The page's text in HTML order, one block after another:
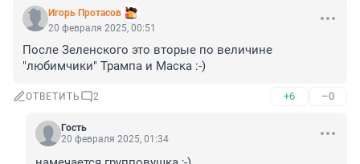
Игорь Протасов
20 февраля 2025, 00:51
После Зеленского это вторые по величине
"любимчики" Трампа и Маска :-)
ОТВЕТИТЬ 2 +6 –0
Гость
20 февраля 2025, 01:34